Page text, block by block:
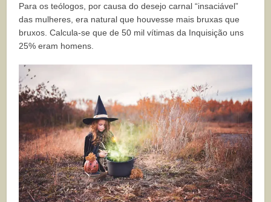
Para os teólogos, por causa do desejo carnal “insaciável”
das mulheres, era natural que houvesse mais bruxas que
bruxos. Calcula-se que de 50 mil vítimas da Inquisição uns
25% eram homens.